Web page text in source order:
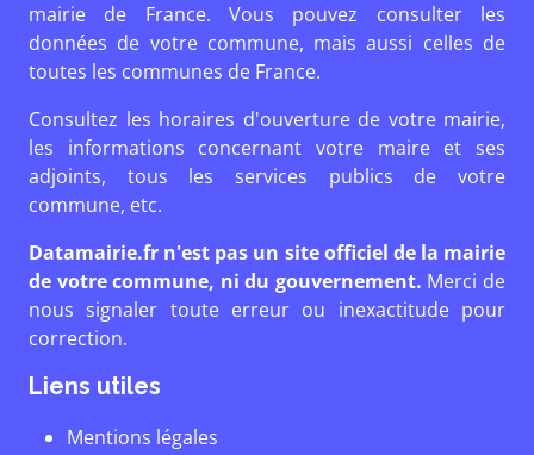
mairie de France. Vous pouvez consulter les
données de votre commune, mais aussi celles de
toutes les communes de France.
Consultez les horaires d'ouverture de votre mairie,
les informations concernant votre maire et ses
adjoints, tous les services publics de votre
commune, etc.
Datamairie.fr n'est pas un site officiel de la mairie
de votre commune, ni du gouvernement. Merci de
nous signaler toute erreur ou inexactitude pour
correction.
Liens utiles
Mentions légales